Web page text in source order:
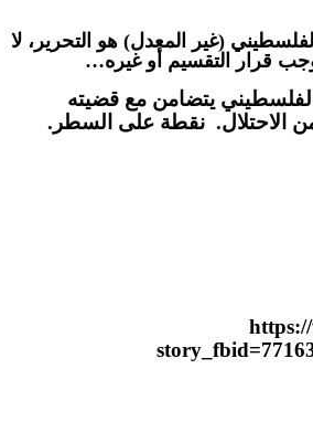
(غير المعدل) هو التحرير، لا
قرار التقسيم أو غيره…
يتضامن مع قضيته
الاحتلال. نقطة على السطر.